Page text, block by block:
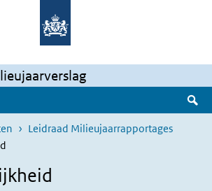
inhoud gaan
Leidraad Milieujaarrapportages